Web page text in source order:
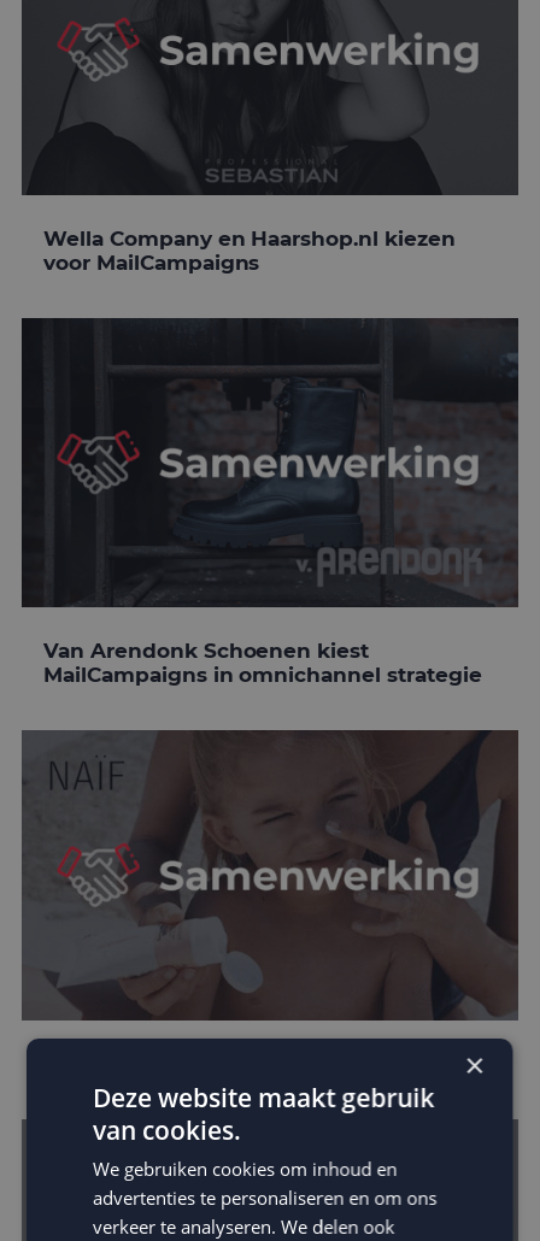
Wella Company en Haarshop.nl kiezen
voor MailCampaigns
Van Arendonk Schoenen kiest
MailCampaigns in omnichannel strategie
Naïf kiest MailCampaigns in groeistrategie
×
Deze website maakt gebruik
van cookies.
We gebruiken cookies om inhoud en
advertenties te personaliseren en om ons
verkeer te analyseren. We delen ook